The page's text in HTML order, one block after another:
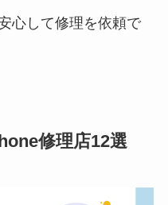
心して修理を依頼で
修理店12選